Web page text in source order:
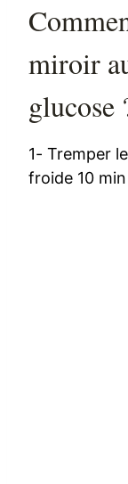
miroir
glucose
1- Tremper
froide 10